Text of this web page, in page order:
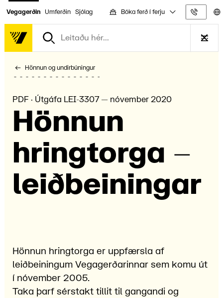
Vegagerðin Umferðin Sjólag Bóka ferð í ferju
Hönnun og undirbúningur
PDF · Útgáfa LEI-3307 — nóvember 2020
Hönn­un
hring­torga –
leið­bein­ingar
Hönnun hringtorga er uppfærsla af
leiðbeiningum Vegagerðarinnar sem komu út
í nóvember 2005.
Taka þarf sérstakt tillit til gangandi og